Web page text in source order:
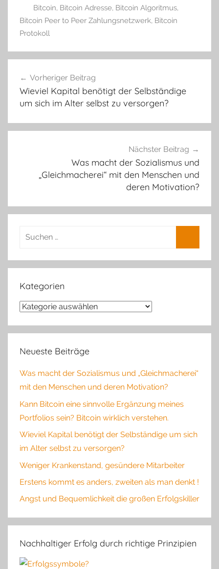
Bitcoin, Bitcoin Adresse, Bitcoin Algoritmus,
Bitcoin Peer to Peer Zahlungsnetzwerk, Bitcoin
Protokoll
Vorheriger Beitrag
Wieviel Kapital benötigt der Selbständige
um sich im Alter selbst zu versorgen?
Nächster Beitrag
Was macht der Sozialismus und
„Gleichmacherei“ mit den Menschen und
deren Motivation?
Suchen
Kategorien
Kategorien
Neueste Beiträge
Was macht der Sozialismus und „Gleichmacherei“
mit den Menschen und deren Motivation?
Kann Bitcoin eine sinnvolle Ergänzung meines
Portfolios sein? Bitcoin wirklich verstehen.
Wieviel Kapital benötigt der Selbständige um sich
im Alter selbst zu versorgen?
Weniger Krankenstand, gesündere Mitarbeiter
Erstens kommt es anders, zweiten als man denkt !
Angst und Bequemlichkeit die großen Erfolgskiller
Nachhaltiger Erfolg durch richtige Prinzipien